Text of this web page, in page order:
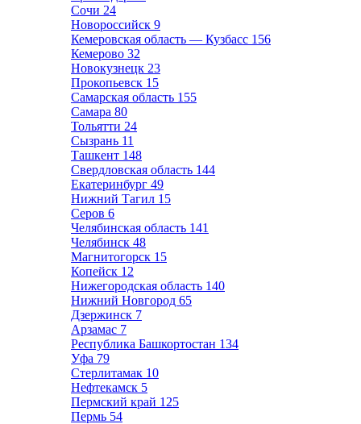
Сочи 24
Новороссийск 9
Кемеровская область — Кузбасс 156
Кемерово 32
Новокузнецк 23
Прокопьевск 15
Самарская область 155
Самара 80
Тольятти 24
Сызрань 11
Ташкент 148
Свердловская область 144
Екатеринбург 49
Нижний Тагил 15
Серов 6
Челябинская область 141
Челябинск 48
Магнитогорск 15
Копейск 12
Нижегородская область 140
Нижний Новгород 65
Дзержинск 7
Арзамас 7
Республика Башкортостан 134
Уфа 79
Стерлитамак 10
Нефтекамск 5
Пермский край 125
Пермь 54